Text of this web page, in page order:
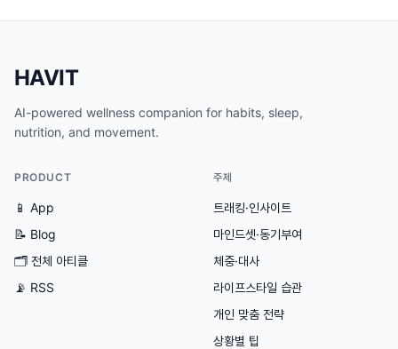
HAVIT
AI-powered wellness companion for habits, sleep,
nutrition, and movement.
PRODUCT
📱 App
📝 Blog
🗂 전체 아티클
📡 RSS
주제
트래킹·인사이트
마인드셋·동기부여
체중·대사
라이프스타일 습관
개인 맞춤 전략
상황별 팁